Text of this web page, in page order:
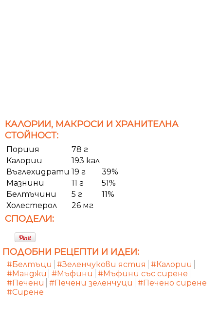
КАЛОРИИ, МАКРОСИ И ХРАНИТЕЛНА
СТОЙНОСТ:
Порция
78 г
Калории
193 кал
Въглехидрати 19 г
39%
Мазнини
11 г
51%
Белтъчини
5 г
11%
Холестерол
26 мг
СПОДЕЛИ:
ПОДОБНИ РЕЦЕПТИ И ИДЕИ:
#Белтъци #Зеленчукови ястия
#Калории
#Манджи
#Мъфини
#Мъфини със сирене
#Печени
#Печени зеленчуци
#Печено сирене
#Сирене